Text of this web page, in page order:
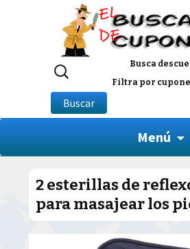
Busca
Filtra por
Buscar
por:
Buscar
Menú
2 esterillas de
para masajear los